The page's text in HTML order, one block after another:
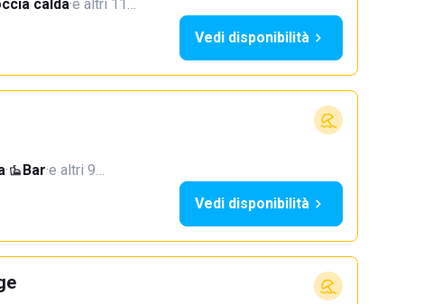
calda·e altri 11…
Vedi disponibilità
· Bar·e altri 9…
Vedi disponibilità